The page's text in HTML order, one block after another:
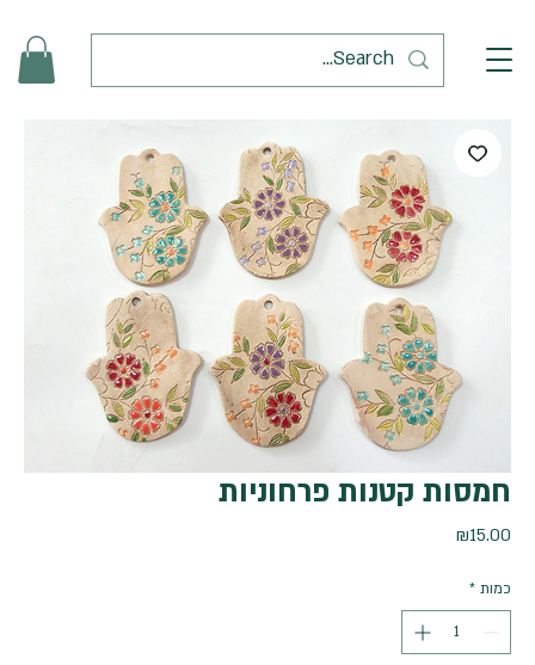
חמסות קטנות פרחוניות
₪15.00
כמות *